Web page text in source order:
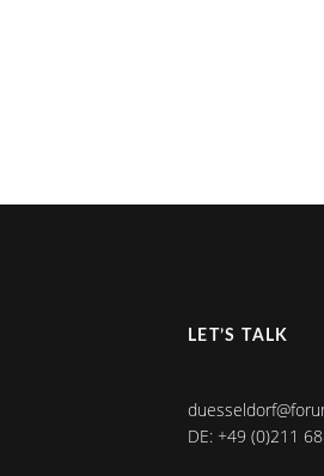
LET’S TALK
DE: +49 (0)211